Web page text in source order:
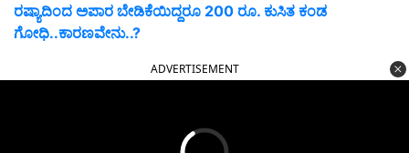
ರಷ್ಯಾದಿಂದ ಅಪಾರ ಬೇಡಿಕೆಯಿದ್ದರೂ 200 ರೂ. ಕುಸಿತ ಕಂಡ
ಗೋಧಿ..ಕಾರಣವೇನು..?
ADVERTISEMENT